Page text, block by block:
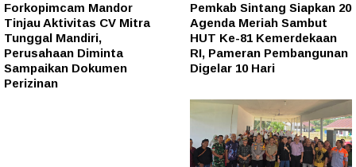
Forkopimcam Mandor
Tinjau Aktivitas CV Mitra
Tunggal Mandiri,
Perusahaan Diminta
Sampaikan Dokumen
Perizinan
Pemkab Sintang Siapkan 20
Agenda Meriah Sambut
HUT Ke-81 Kemerdekaan
RI, Pameran Pembangunan
Digelar 10 Hari